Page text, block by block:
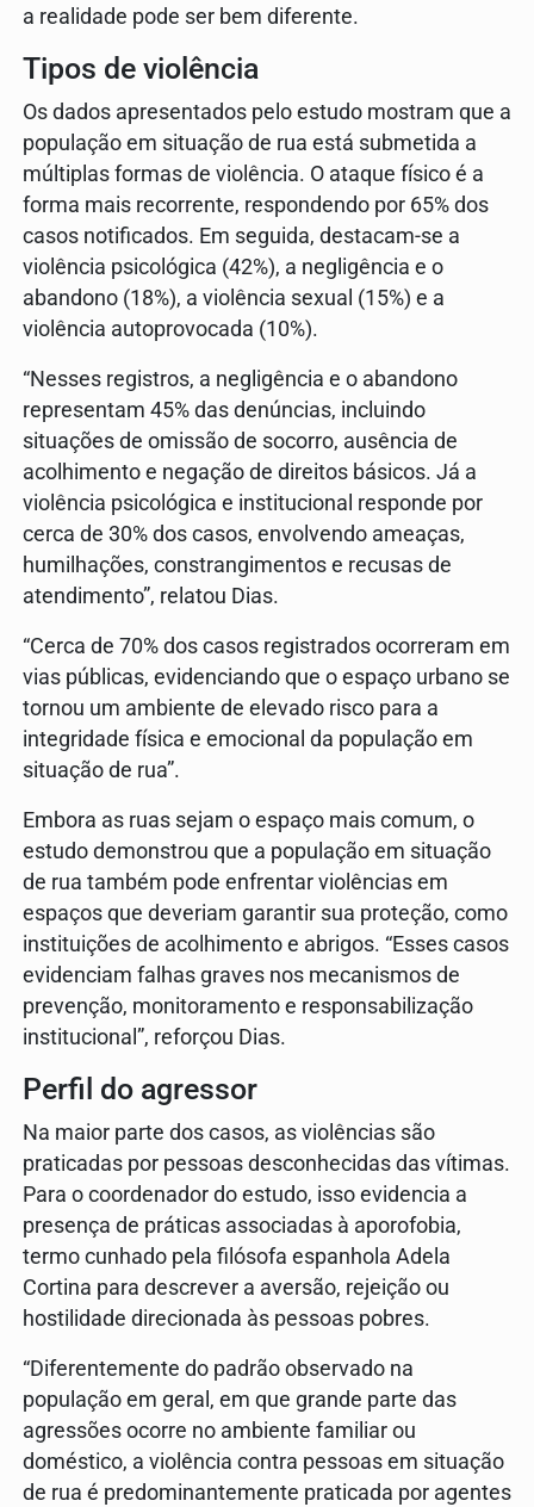
a realidade pode ser bem diferente.
Tipos de violência
Os dados apresentados pelo estudo mostram que a
população em situação de rua está submetida a
múltiplas formas de violência. O ataque físico é a
forma mais recorrente, respondendo por 65% dos
casos notificados. Em seguida, destacam-se a
violência psicológica (42%), a negligência e o
abandono (18%), a violência sexual (15%) e a
violência autoprovocada (10%).
“Nesses registros, a negligência e o abandono
representam 45% das denúncias, incluindo
situações de omissão de socorro, ausência de
acolhimento e negação de direitos básicos. Já a
violência psicológica e institucional responde por
cerca de 30% dos casos, envolvendo ameaças,
humilhações, constrangimentos e recusas de
atendimento”, relatou Dias.
“Cerca de 70% dos casos registrados ocorreram em
vias públicas, evidenciando que o espaço urbano se
tornou um ambiente de elevado risco para a
integridade física e emocional da população em
situação de rua”.
Embora as ruas sejam o espaço mais comum, o
estudo demonstrou que a população em situação
de rua também pode enfrentar violências em
espaços que deveriam garantir sua proteção, como
instituições de acolhimento e abrigos. “Esses casos
evidenciam falhas graves nos mecanismos de
prevenção, monitoramento e responsabilização
institucional”, reforçou Dias.
Perfil do agressor
Na maior parte dos casos, as violências são
praticadas por pessoas desconhecidas das vítimas.
Para o coordenador do estudo, isso evidencia a
presença de práticas associadas à aporofobia,
termo cunhado pela filósofa espanhola Adela
Cortina para descrever a aversão, rejeição ou
hostilidade direcionada às pessoas pobres.
“Diferentemente do padrão observado na
população em geral, em que grande parte das
agressões ocorre no ambiente familiar ou
doméstico, a violência contra pessoas em situação
de rua é predominantemente praticada por agentes